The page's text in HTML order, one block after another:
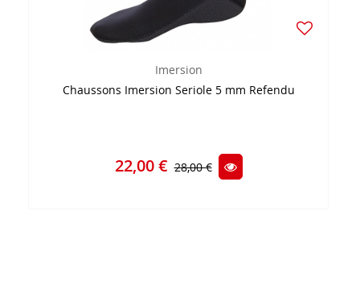
Imersion
Chaussons Imersion Seriole 5 mm Refendu
22,00 € 28,00 €